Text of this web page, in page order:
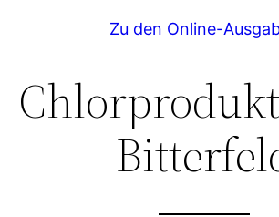
Zu den Online-